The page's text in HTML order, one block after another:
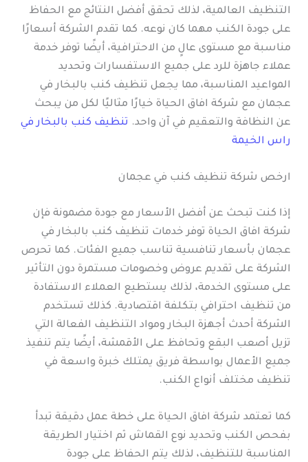
التنظيف العالمية، لذلك تحقق أفضل النتائج مع الحفاظ
على جودة الكنب مهما كان نوعه. كما تقدم الشركة أسعارًا
مناسبة مع مستوى عالٍ من الاحترافية، أيضًا توفر خدمة
عملاء جاهزة للرد على جميع الاستفسارات وتحديد
المواعيد المناسبة، مما يجعل تنظيف كنب بالبخار في
عجمان مع شركة افاق الحياة خيارًا مثاليًا لكل من يبحث
عن النظافة والتعقيم في آن واحد. تنظيف كنب بالبخار في
راس الخيمة
ارخص شركة تنظيف كنب في عجمان
إذا كنت تبحث عن أفضل الأسعار مع جودة مضمونة فإن
شركة افاق الحياة توفر خدمات تنظيف كنب بالبخار في
عجمان بأسعار تنافسية تناسب جميع الفئات. كما تحرص
الشركة على تقديم عروض وخصومات مستمرة دون التأثير
على مستوى الخدمة، لذلك يستطيع العملاء الاستفادة
من تنظيف احترافي بتكلفة اقتصادية. كذلك تستخدم
الشركة أحدث أجهزة البخار ومواد التنظيف الفعالة التي
تزيل أصعب البقع وتحافظ على الأقمشة، أيضًا يتم تنفيذ
جميع الأعمال بواسطة فريق يمتلك خبرة واسعة في
تنظيف مختلف أنواع الكنب.
كما تعتمد شركة افاق الحياة على خطة عمل دقيقة تبدأ
بفحص الكنب وتحديد نوع القماش ثم اختيار الطريقة
المناسبة للتنظيف، لذلك يتم الحفاظ على جودة